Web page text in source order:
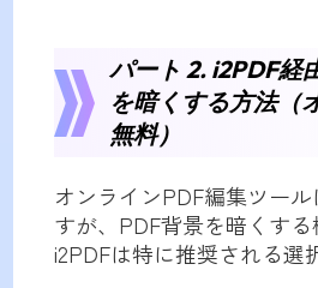
パート 2. i2PDF経
を暗くする方法（
無料）
オンラインPDF編集ツー
すが、PDF背景を暗くする
i2PDFは特に推奨される選